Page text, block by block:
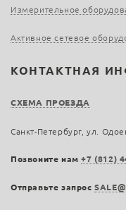
Измерительное
Активное сетевое
КОНТАКТНАЯ
СХЕМА ПРОЕЗДА
Санкт-Петербург, ул.
Позвоните нам+7 (812)
Отправьте запрос